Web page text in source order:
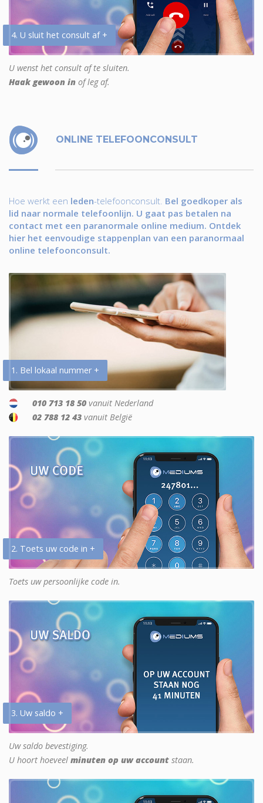
4. U sluit het consult af +
U wenst het consult af te sluiten.
Haak gewoon in of leg af.
ONLINE TELEFOONCONSULT
Hoe werkt een leden-telefoonconsult. Bel goedkoper als
lid naar normale telefoonlijn. U gaat pas betalen na
contact met een paranormale online medium. Ontdek
hier het eenvoudige stappenplan van een paranormaal
online telefoonconsult.
1. Bel lokaal nummer +
010 713 18 50 vanuit Nederland
02 788 12 43 vanuit België
2. Toets uw code in +
Toets uw persoonlijke code in.
3. Uw saldo +
Uw saldo bevestiging.
U hoort hoeveel minuten op uw account staan.